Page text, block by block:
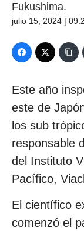
Fukushima.
julio 15, 2024 |
Este año
este de
los sub
responsable
del Instituto
Pacífico,
El científico
comenzó el